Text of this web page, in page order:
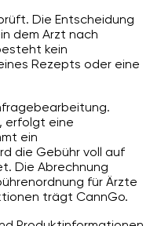
Die Entscheidung
dem Arzt nach
kein
Rezepts oder eine
erfolgt eine
ein
die Gebühr voll auf
Die Abrechnung
für Ärzte
trägt CannGo.